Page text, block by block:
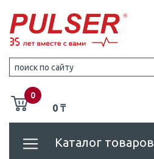
0
0 ₸
Каталог товаров